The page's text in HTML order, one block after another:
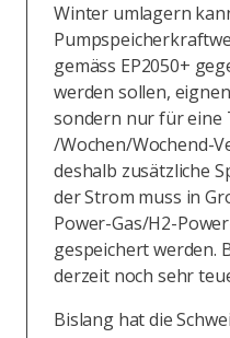
Winter umlagern
gemäss EP2050+
werden sollen,
sondern nur für eine
/Wochen/Wochend-
deshalb zusätzliche
der Strom muss in
Power-Gas/H2-
gespeichert werden.
derzeit noch sehr
Bislang hat die